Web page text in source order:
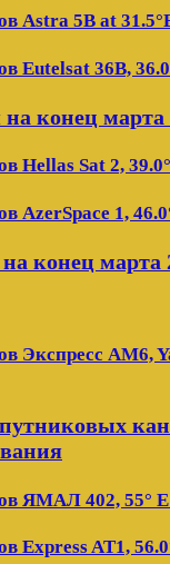
Astra 5B at
Eutelsat 36B,
конец марта
Hellas Sat 2,
AzerSpace 1,
конец марта
Экспресс AM6,
ЯМАЛ 402, 55°
Express AT1,